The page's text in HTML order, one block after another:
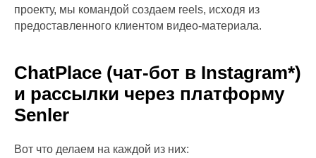
проекту, мы командой создаем reels, исходя из
предоставленного клиентом видео-материала.
СhatPlace (чат-бот в Instagram*)
и рассылки через платформу
Senler
Вот что делаем на каждой из них: